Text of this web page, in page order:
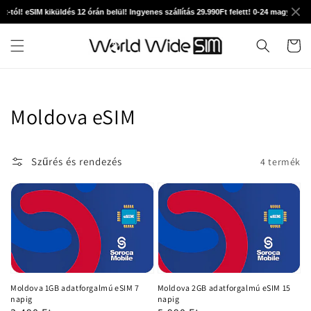
tól! eSIM kiküldés 12 órán belül! Ingyenes szállítás 29.990Ft felett! 0-24 magyar
Ugrás a
Kosár
Kollekció:
Moldova eSIM
Szűrés és rendezés 4 termék
Moldova 1GB adatforgalmú eSIM 7
napig
Moldova 2GB adatforgalmú eSIM 15
napig